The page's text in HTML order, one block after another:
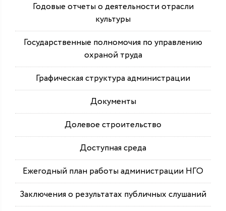
Годовые отчеты о деятельности отрасли
культуры
Государственные полномочия по управлению
охраной труда
Графическая структура администрации
Документы
Долевое строительство
Доступная среда
Ежегодный план работы администрации НГО
Заключения о результатах публичных слушаний